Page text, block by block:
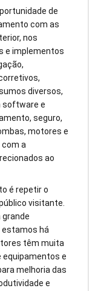
de
com as
nos
e implementos
diversos,
software e
seguro,
motores e
a
ao
é repetir o
visitante.
estamos há
têm muita
equipamentos e
melhoria das
e